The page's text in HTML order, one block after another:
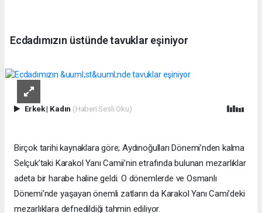
Ecdadımızın üstünde tavuklar eşiniyor
Erkek| Kadın (Haberi Sesli Oku)
Birçok tarihi kaynaklara göre; Aydınoğulları Dönemi’nden kalma
Selçuk’taki Karakol Yanı Camii’nin etrafında bulunan mezarlıklar
adeta bir harabe haline geldi. O dönemlerde ve Osmanlı
Dönemi’nde yaşayan önemli zatların da Karakol Yanı Cami’deki
mezarlıklara defnedildiği tahmin ediliyor.